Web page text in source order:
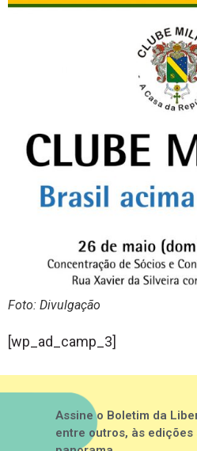
Foto: Divulgação
[wp_ad_camp_3]
Assine o Boletim da
entre outros, às